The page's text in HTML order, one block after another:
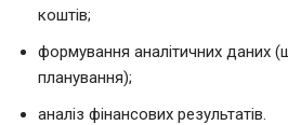
коштів;
формування аналітичних даних
планування);
аналіз фінансових результатів.